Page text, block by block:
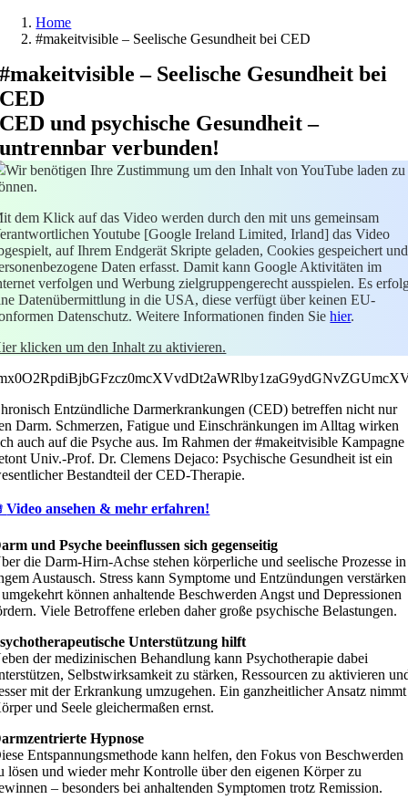
Home
#makeitvisible – Seelische Gesundheit bei CED
#makeitvisible – Seelische Gesundheit bei
CED
CED und psychische Gesundheit –
untrennbar verbunden!
Wir benötigen Ihre Zustimmung um den Inhalt von YouTube laden zu
dem Klick auf das Video werden durch den mit uns gemeinsam
Youtube [Google Ireland Limited, Irland] das Video
auf Ihrem Endgerät Skripte geladen, Cookies gespeichert und
Daten erfasst. Damit kann Google Aktivitäten im
verfolgen und Werbung zielgruppengerecht ausspielen. Es
Datenübermittlung in die USA, diese verfügt über keinen EU-
Datenschutz. Weitere Informationen finden Siehier.
klicken um den Inhalt zu aktivieren.
Entzündliche Darmerkrankungen (CED) betreffen nicht nur
Darm. Schmerzen, Fatigue und Einschränkungen im Alltag wirken
auch auf die Psyche aus. Im Rahmen der #makeitvisible Kampagne
Univ.-Prof. Dr. Clemens Dejaco: Psychische Gesundheit ist ein
Bestandteil der CED-Therapie.
Video ansehen & mehr erfahren!
und Psyche beeinflussen sich gegenseitig
die Darm-Hirn-Achse stehen körperliche und seelische Prozesse in
Austausch. Stress kann Symptome und Entzündungen verstärken
können anhaltende Beschwerden Angst und Depressionen
Viele Betroffene erleben daher große psychische Belastungen.
Unterstützung hilft
der medizinischen Behandlung kann Psychotherapie dabei
Selbstwirksamkeit zu stärken, Ressourcen zu aktivieren
mit der Erkrankung umzugehen. Ein ganzheitlicher Ansatz nimmt
und Seele gleichermaßen ernst.
Hypnose
Entspannungsmethode kann helfen, den Fokus von Beschwerden
lösen und wieder mehr Kontrolle über den eigenen Körper zu
– besonders bei anhaltenden Symptomen trotz Remission.